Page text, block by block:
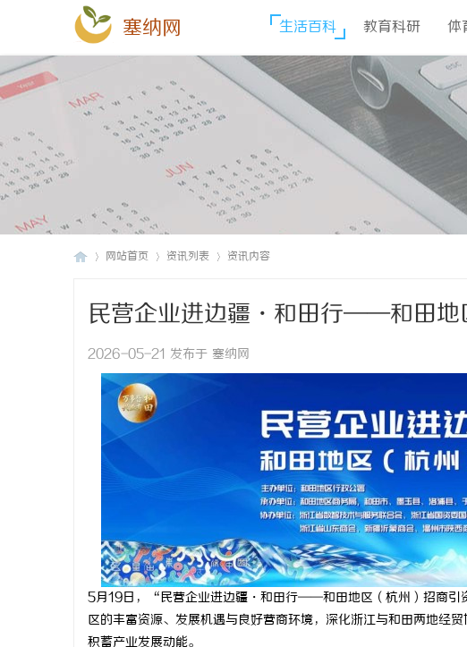
塞纳网 生活百科 教育科研 体
网站首页 资讯列表 资讯内容
民营企业进边疆・和田行——和田地
办
2026-05-21 发布于 塞纳网
5月19日，“民营企业进边疆・和田行——和田地区（杭州）招商引
区的丰富资源、发展机遇与良好营商环境，深化浙江与和田两地经
积蓄产业发展动能。